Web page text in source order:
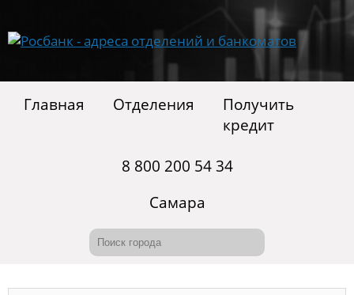
Главная Отделения
Получить
кредит
8 800 200 54 34
Самара